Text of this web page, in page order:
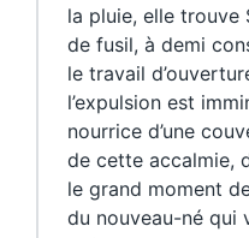
la pluie, elle trouve
de fusil, à demi
le travail
l’expulsion est
nourrice d’une
de cette accalmie,
le grand moment
du nouveau-né qui